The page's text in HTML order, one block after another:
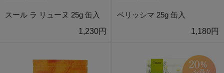
スール ラ リューヌ 25g 缶入
1,230円
ベリッシマ 25g 缶入
1,180円